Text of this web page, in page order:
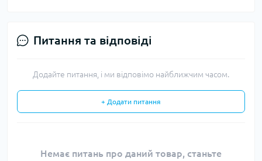
Питання та відповіді
Додайте питання, і ми відповімо найближчим часом.
+ Додати питання
Немає питань про даний товар, станьте